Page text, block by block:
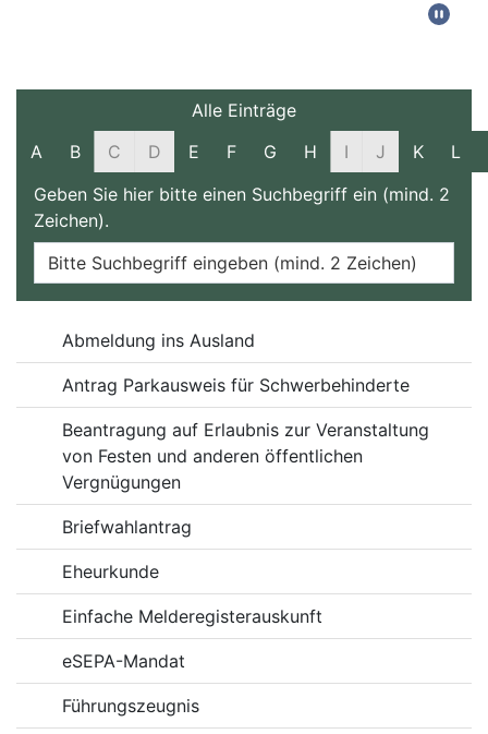
Filter und SucheAlle Einträge
A
B C D E F G H I J K
L
Geben Sie hier bitte einen Suchbegriff ein (mind. 2
Zeichen).
Abmeldung ins Ausland
Antrag Parkausweis für Schwerbehinderte
Beantragung auf Erlaubnis zur Veranstaltung
von Festen und anderen öffentlichen
Vergnügungen
Briefwahlantrag
Eheurkunde
Einfache Melderegisterauskunft
eSEPA-Mandat
Führungszeugnis